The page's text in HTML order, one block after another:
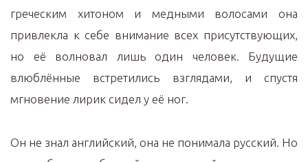
греческим хитоном и медными волосами она
привлекла к себе внимание всех присутствующих,
но её волновал лишь один человек. Будущие
влюблённые встретились взглядами, и спустя
мгновение лирик сидел у её ног.
Он не знал английский, она не понимала русский. Но